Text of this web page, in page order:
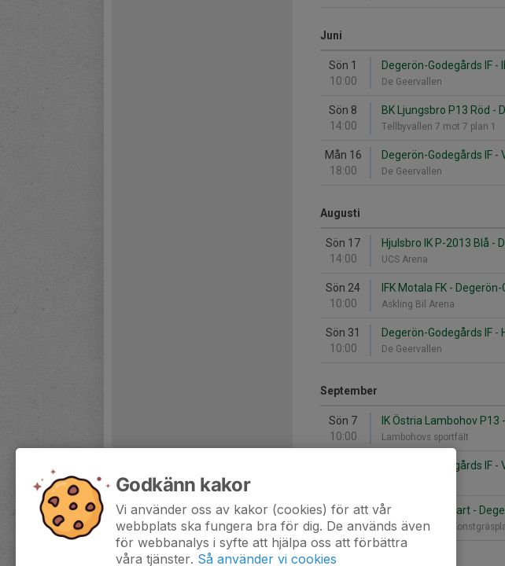
Juni
Sön 1
10:00
Degerön-Godegårds IF -
De Geervallen
Sön 8
14:00
BK Ljungsbro P13 Röd -
Tellbyvallen 7 mot 7 plan 1
Mån 16
18:00
Degerön-Godegårds IF -
De Geervallen
Augusti
Sön 17
14:00
Hjulsbro IK P-2013 Blå -
UCS Arena
Sön 24
10:00
IFK Motala FK -
Askling Bil Arena
Sön 31
10:00
Degerön-Godegårds IF -
De Geervallen
September
Sön 7
10:00
IK Östria Lambohov
Lambohovs sportfält
Degerön-Godegårds IF
Lör 20
10:00
Mantorps FF svart -
Klämmestorp IP
Godkänn kakor
Vi använder oss av kakor (cookies) för att vår
webbplats ska fungera bra för dig. De används även
för webbanalys i syfte att hjälpa oss att förbättra
våra tjänster. Så använder vi cookies